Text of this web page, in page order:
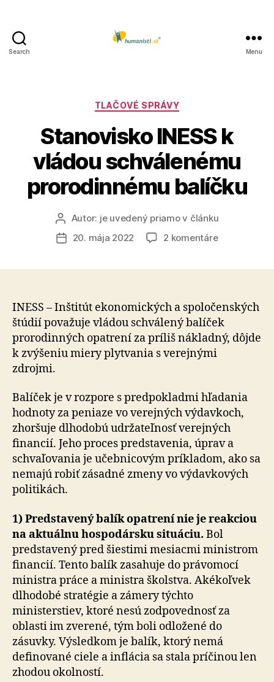
Search Menu
Kategórie
TLAČOVÉ SPRÁVY
Stanovisko INESS k
vládou schválenému
prorodinnému balíčku
Autor
článku
Autor: je uvedený priamo v článku
Dátum20. mája 2022 2 komentárena
balíčku
INESS – Inštitút ekonomických a spoločenských
štúdií považuje vládou schválený balíček
prorodinných opatrení za príliš nákladný, dôjde
k zvýšeniu miery plytvania s verejnými
zdrojmi.
Balíček je v rozpore s predpokladmi hľadania
hodnoty za peniaze vo verejných výdavkoch,
zhoršuje dlhodobú udržateľnosť verejných
financií. Jeho proces predstavenia, úprav a
schvaľovania je učebnicovým príkladom, ako sa
nemajú robiť zásadné zmeny vo výdavkových
politikách.
1) Predstavený balík opatrení nie je reakciou
na aktuálnu hospodársku situáciu. Bol
predstavený pred šiestimi mesiacmi ministrom
financií. Tento balík zasahuje do právomocí
ministra práce a ministra školstva. Akékoľvek
dlhodobé stratégie a zámery týchto
ministerstiev, ktoré nesú zodpovednosť za
oblasti im zverené, tým boli odložené do
zásuvky. Výsledkom je balík, ktorý nemá
definované ciele a inflácia sa stala príčinou len
zhodou okolností.